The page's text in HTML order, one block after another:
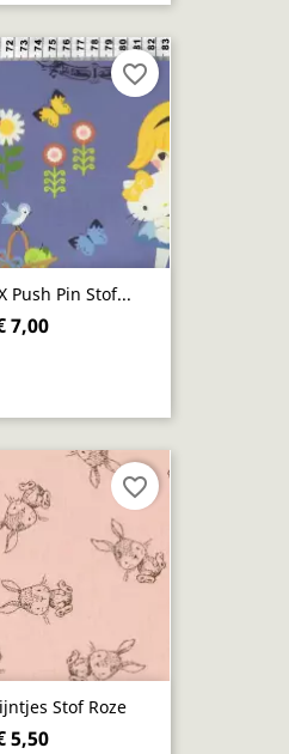
Push Pin Stof...
7,00
favorite_border
Stof Roze
5,50
favorite_border